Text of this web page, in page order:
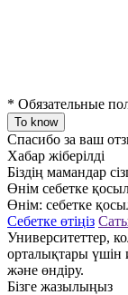
* Обязательные
To know
Спасибо за ваш
Хабар жіберілді
Біздің мамандар
Өнім себетке
Өнім: себетке
Себетке өтіңіз
Университеттер,
орталықтары үшін
және өндіру.
Бізге жазылыңыз